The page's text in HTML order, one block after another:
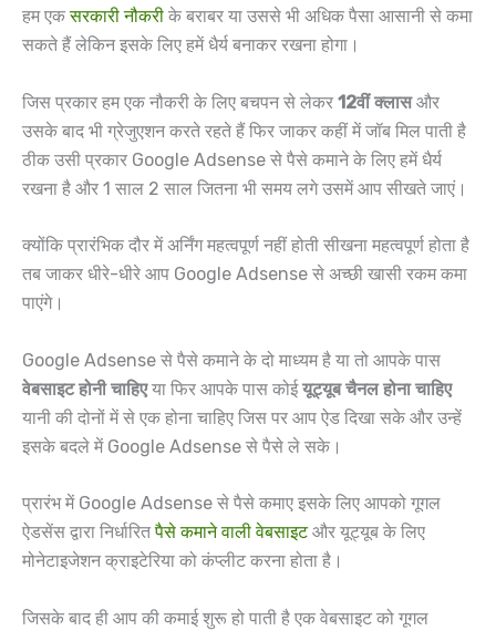
हम एकसरकारी नौकरी के बराबर या उससे भी अधिक पैसा आसानी से कमा
सकते हैं लेकिन इसके लिए हमें धैर्य बनाकर रखना होगा।
जिस प्रकार हम एक नौकरी के लिए बचपन से लेकर 12वीं क्लासऔर
उसके बाद भी ग्रेजुएशन करते रहते हैं फिर जाकर कहीं में जॉब मिल पाती है
ठीक उसी प्रकार Google Adsense से पैसे कमाने के लिए हमें धैर्य
रखना है और 1 साल 2 साल जितना भी समय लगे उसमें आप सीखते जाएं।
क्योंकि प्रारंभिक दौर में अर्निंग महत्वपूर्ण नहीं होती सीखना महत्वपूर्ण होता है
तब जाकर धीरे-धीरे आप Google Adsense से अच्छी खासी रकम कमा
पाएंगे।
Google Adsense से पैसे कमाने के दो माध्यम है या तो आपके पास
वेबसाइट होनी चाहिएया फिर आपके पास कोईयूट्यूब चैनल होना चाहिए
यानी की दोनों में से एक होना चाहिए जिस पर आप ऐड दिखा सके और उन्हें
इसके बदले में Google Adsense से पैसे ले सके।
प्रारंभ में Google Adsense से पैसे कमाए इसके लिए आपको गूगल
ऐडसेंस द्वारा निर्धारितपैसे कमाने वाली वेबसाइटऔर यूट्यूब के लिए
मोनेटाइजेशन क्राइटेरिया को कंप्लीट करना होता है।
जिसके बाद ही आप की कमाई शुरू हो पाती है एक वेबसाइट को गूगल